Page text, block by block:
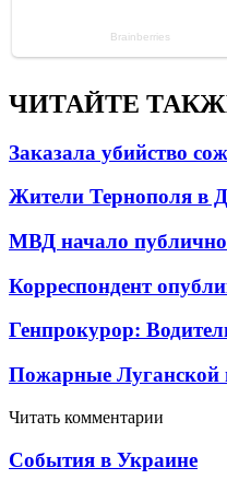
ЧИТАЙТЕ
Заказала убийство
Жители Тернополя в
МВД начало
Корреспондент
Генпрокурор:
Пожарные Луганской
Читать комментарии
События в Украине